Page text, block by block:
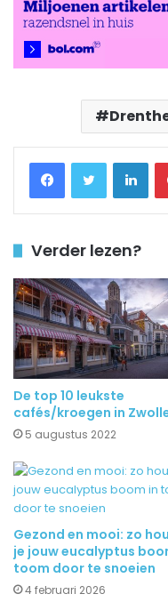
FacebookTwitter
Verder lezen?
De top 10 leukste
cafés/kroegen in
5 augustus 2022
Gezond en mooi: zo
je jouw eucalyptus
toom door te snoeien
4 februari 2026